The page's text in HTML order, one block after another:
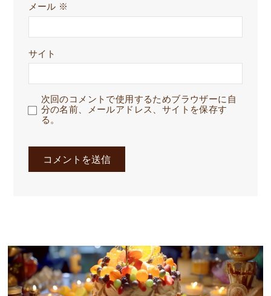
メール ※
サイト
次回のコメントで使用するためブラウザーに自
分の名前、メールアドレス、サイトを保存す
る。